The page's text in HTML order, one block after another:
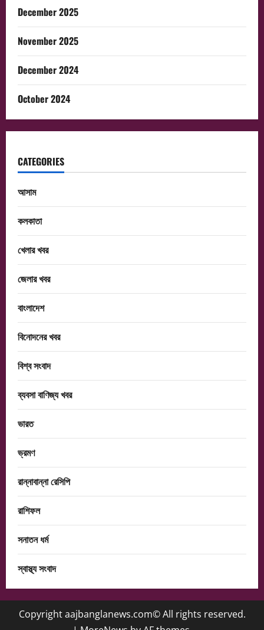
December 2025
November 2025
December 2024
October 2024
CATEGORIES
আসাম
কলকাতা
খেলার খবর
জেলার খবর
বাংলাদেশ
বিনোদনের খবর
বিশ্ব সংবাদ
ব্যবসা বাণিজ্য খবর
ভারত
ভ্রমণ
রান্নাবান্না রেসিপি
রাশিফল
সনাতন ধর্ম
স্বাস্থ্য সংবাদ
Copyright aajbanglanews.com© All rights reserved.